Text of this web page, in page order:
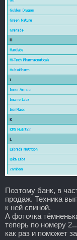
Поэтому банк, в
продаж. Техника
к ней спиной.
А фоточка
теперь по номеру
как раз и поможет